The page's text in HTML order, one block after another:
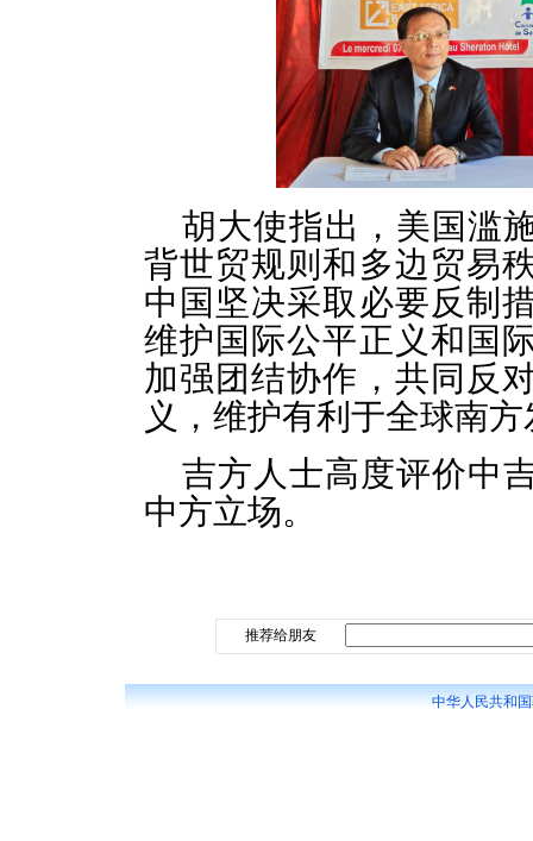
胡大使指出，美国滥
背世贸规则和多边贸易
中国坚决采取必要反制
维护国际公平正义和国
加强团结协作，共同反
义，维护有利于全球南
吉方人士高度评价中
中方立场。
推荐给朋友
中华人民共和